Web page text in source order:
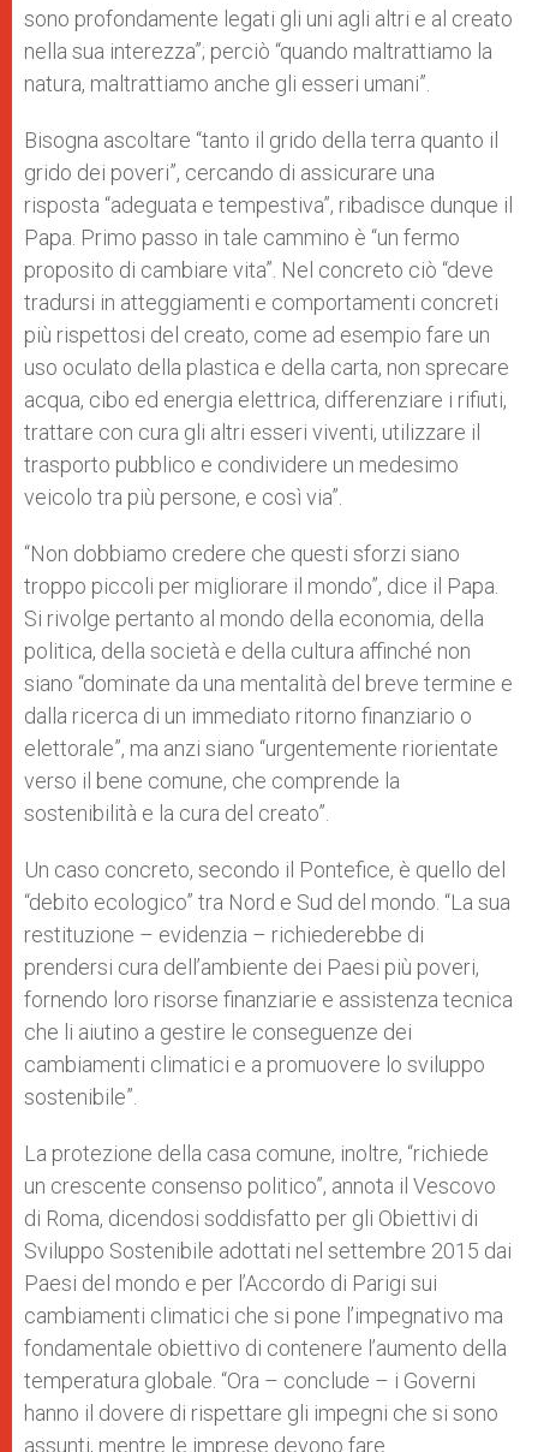
sono profondamente legati gli uni agli altri e al creato
nella sua interezza”; perciò “quando maltrattiamo la
natura, maltrattiamo anche gli esseri umani”.
Bisogna ascoltare “tanto il grido della terra quanto il
grido dei poveri”, cercando di assicurare una
risposta “adeguata e tempestiva”, ribadisce dunque il
Papa. Primo passo in tale cammino è “un fermo
proposito di cambiare vita”. Nel concreto ciò “deve
tradursi in atteggiamenti e comportamenti concreti
più rispettosi del creato, come ad esempio fare un
uso oculato della plastica e della carta, non sprecare
acqua, cibo ed energia elettrica, differenziare i rifiuti,
trattare con cura gli altri esseri viventi, utilizzare il
trasporto pubblico e condividere un medesimo
veicolo tra più persone, e così via”.
“Non dobbiamo credere che questi sforzi siano
troppo piccoli per migliorare il mondo”, dice il Papa.
Si rivolge pertanto al mondo della economia, della
politica, della società e della cultura affinché non
siano “dominate da una mentalità del breve termine e
dalla ricerca di un immediato ritorno finanziario o
elettorale”, ma anzi siano “urgentemente riorientate
verso il bene comune, che comprende la
sostenibilità e la cura del creato”.
Un caso concreto, secondo il Pontefice, è quello del
“debito ecologico” tra Nord e Sud del mondo. “La sua
restituzione – evidenzia – richiederebbe di
prendersi cura dell’ambiente dei Paesi più poveri,
fornendo loro risorse finanziarie e assistenza tecnica
che li aiutino a gestire le conseguenze dei
cambiamenti climatici e a promuovere lo sviluppo
sostenibile”.
La protezione della casa comune, inoltre, “richiede
un crescente consenso politico”, annota il Vescovo
di Roma, dicendosi soddisfatto per gli Obiettivi di
Sviluppo Sostenibile adottati nel settembre 2015 dai
Paesi del mondo e per l’Accordo di Parigi sui
cambiamenti climatici che si pone l’impegnativo ma
fondamentale obiettivo di contenere l’aumento della
temperatura globale. “Ora – conclude – i Governi
hanno il dovere di rispettare gli impegni che si sono
assunti, mentre le imprese devono fare